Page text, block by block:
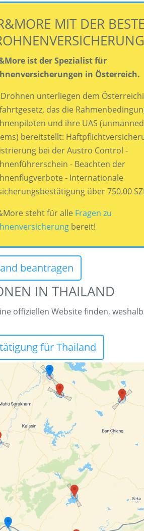
MIT DER
ist der Spezialist für
in Österreich.
unterliegen dem
das die
und ihre UAS
bereitstellt:
bei der Austro Control -
- Beachten der
- Internationale
über 750.00
steht für alle Fragen zu
bereit!
beantragen
IN THAILAND
offiziellen Website finden,
für Thailand